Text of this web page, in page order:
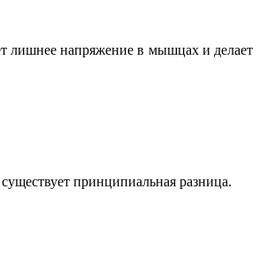
лишнее напряжение в мышцах и делает
принципиальная разница.